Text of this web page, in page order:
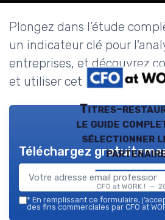
Plongez dans l'étude
un indicateur clé pour
entreprises, et découvrez
et utiliser cet outil crucial.
Titres-
le guide
sélectionner
CFO at WORK ! —
Téléchargez
* En remplissant ce formulaire,
des fins commerciales par CFO at